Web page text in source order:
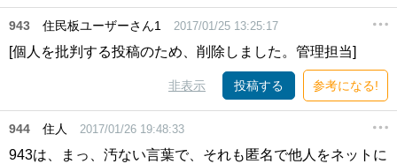
943 住民板ユーザーさん1 2017/01/25 13:25:17
[個人を批判する投稿のため、削除しました。管理担当]
非表示 投稿する 参考になる!
944 住人 2017/01/26 19:48:33
943は、まっ、汚ない言葉で、それも匿名で他人をネットに